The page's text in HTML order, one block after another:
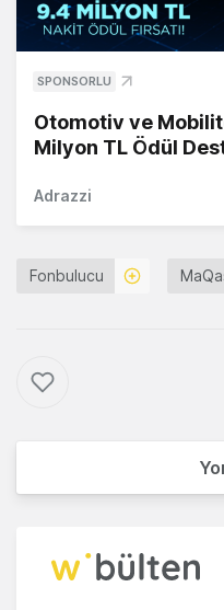
SPONSORLU
Otomotiv ve
Milyon TL Ödül
Adrazzi
Fonbulucu